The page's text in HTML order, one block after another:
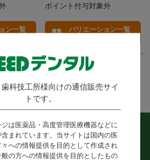
科技工所様向けの通信販売サイ
トです。
は医薬品・高度管理医療機器などに
まれています。当サイトは国内の医
への情報提供を目的として作成され
の方への情報提供を目的としたもの
ン一覧
ポイント付与対象外
バリエーション一覧
商品コードからご注文
在庫処分市
TOP40 カタログ